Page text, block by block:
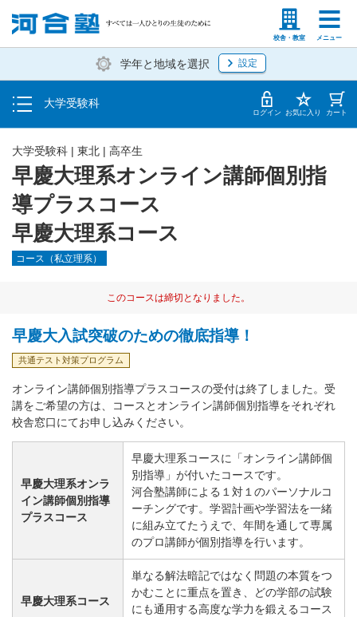
校舎・教室 メニュー
塾生の方 高等学校の先生
学年と地域を選択 設定
大学受験科
入塾説明会・個別相談
学費・入塾手続き方法
入塾から授業開始までのスケジュール ログイン お気に入り カート
早慶大理系オンライン講師個別指
導プラスコース
早慶大理系コース
大学受験科 | 東北 | 高卒生
コース（私立理系）
このコースは締切となりました。
早慶大入試突破のための徹底指導！
共通テスト対策プログラム
オンライン講師個別指導プラスコースの受付は終了しました。受
講をご希望の方は、コースとオンライン講師個別指導をそれぞれ
校舎窓口にてお申し込みください。
早慶大理系オンラ
イン講師個別指導
プラスコース
早慶大理系コースに「オンライン講師個
別指導」が付いたコースです。
河合塾講師による１対１のパーソナルコ
ーチングです。学習計画や学習法を一緒
に組み立てたうえで、年間を通して専属
のプロ講師が個別指導を行います。
早慶大理系コース
単なる解法暗記ではなく問題の本質をつ
かむことに重点を置き、どの学部の試験
にも通用する高度な学力を鍛えるコース